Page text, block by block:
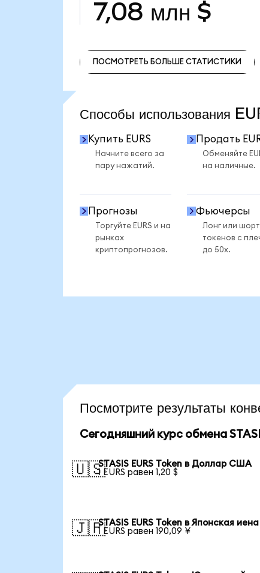
7,08 млн $
ПОСМОТРЕТЬ БОЛЬШЕ СТАТИСТИКИ
Способы использования
Купить EURS
Начните всего за
пару нажатий.
Продать
Обменяйте
на наличные.
Прогнозы
Торгуйте EURS и на
рынках
криптопрогнозов.
Фьючерсы
Лонг или шорт
токенов с
до 50x.
Посмотрите результаты
Сегодняшний курс обмена
🇺🇸STASIS EURS Token в Доллар США
1 EURS равен 1,20 $
🇯🇵STASIS EURS Token в Японская иена
1 EURS равен 190,09 ¥